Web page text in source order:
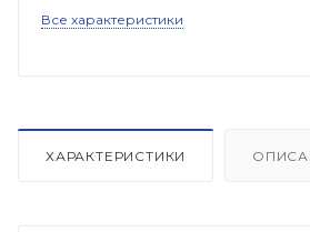
Все характеристики
ХАРАКТЕРИСТИКИ